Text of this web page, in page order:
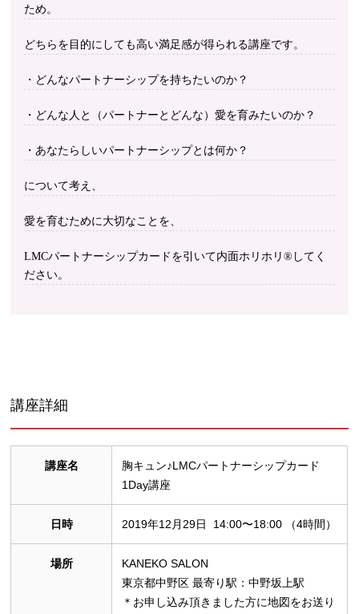
ため。
どちらを目的にしても高い満足感が得られる講座です。
・どんなパートナーシップを持ちたいのか？
・どんな人と（パートナーとどんな）愛を育みたいのか？
・あなたらしいパートナーシップとは何か？
について考え、
愛を育むために大切なことを、
LMCパートナーシップカードを引いて内面ホリホリ®︎してく
ださい。
講座詳細
講座名
胸キュン♪LMCパートナーシップカード
1Day講座
日時 2019年12月29日 14:00〜18:00 （4時間）
場所
KANEKO SALON
東京都中野区 最寄り駅：中野坂上駅
＊お申し込み頂きました方に地図をお送り